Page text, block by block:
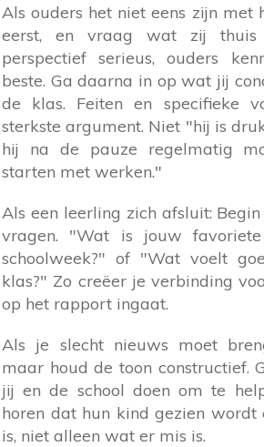
Als ouders het niet eens zijn met
eerst, en vraag wat zij thuis
perspectief serieus, ouders
beste. Ga daarna in op wat jij
de klas. Feiten en specifieke
sterkste argument. Niet "hij is
hij na de pauze regelmatig
starten met werken."
Als een leerling zich afsluit:
vragen. "Wat is jouw
schoolweek?" of "Wat voelt
klas?" Zo creëer je verbinding
op het rapport ingaat.
Als je slecht nieuws moet
maar houd de toon constructief.
jij en de school doen om te
horen dat hun kind gezien wordt
is, niet alleen wat er mis is.